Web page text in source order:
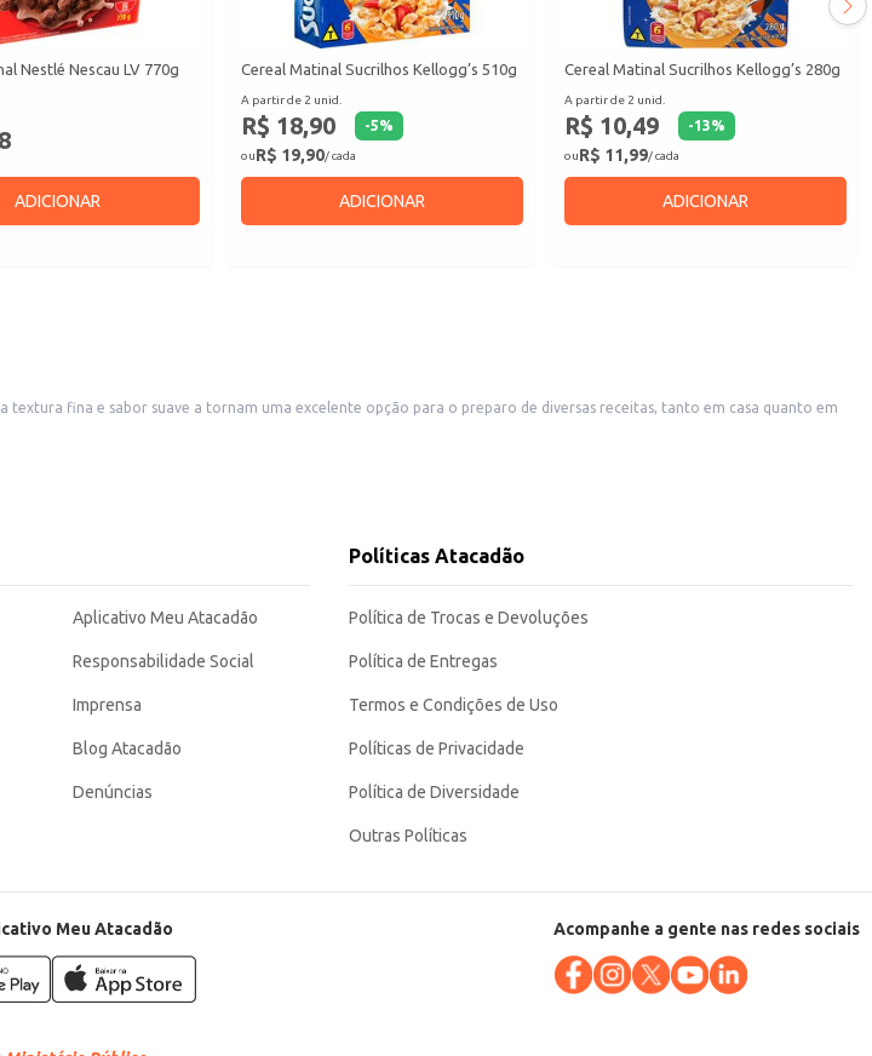
Nestlé Nescau LV 770g
ADICIONAR
Cereal Matinal Sucrilhos Kellogg’s 510g
A partir de 2 unid.
R$ 18,90 -5%
ouR$ 19,90/ cada
ADICIONAR
Cereal Matinal Sucrilhos Kellogg’s 280g
A partir de 2 unid.
R$ 10,49 -13%
ouR$ 11,99/ cada
ADICIONAR
fina e sabor suave a tornam uma excelente opção para o preparo de diversas receitas, tanto em casa quanto em
o preparo de diversas receitas, atendendo tanto às necessidades do consumidor doméstico quanto às demandas de
Aplicativo Meu Atacadão
Responsabilidade Social
Imprensa
Blog Atacadão
Denúncias
Políticas Atacadão
Política de Trocas e Devoluções
Política de Entregas
Termos e Condições de Uso
Políticas de Privacidade
Política de Diversidade
Outras Políticas
Meu Atacadão Acompanhe a gente nas redes sociais